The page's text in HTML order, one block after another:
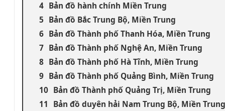
Bản đồ hành chính Miền Trung
Bản đồ Bắc Trung Bộ, Miền Trung
Bản đồ Thành phố Thanh Hóa, Miền Trung
Bản đồ Thành phố Nghệ An, Miền Trung
Bản đồ Thành phố Hà Tĩnh, Miền Trung
Bản đồ Thành phố Quảng Bình, Miền Trung
Bản đồ Thành phố Quảng Trị, Miền Trung
Bản đồ duyên hải Nam Trung Bộ, Miền Trung